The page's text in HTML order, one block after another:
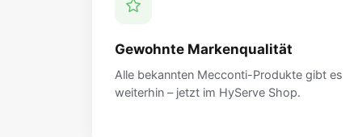
Gewohnte Markenqualität
Alle bekannten Mecconti-Produkte gibt es
weiterhin – jetzt im HyServe Shop.